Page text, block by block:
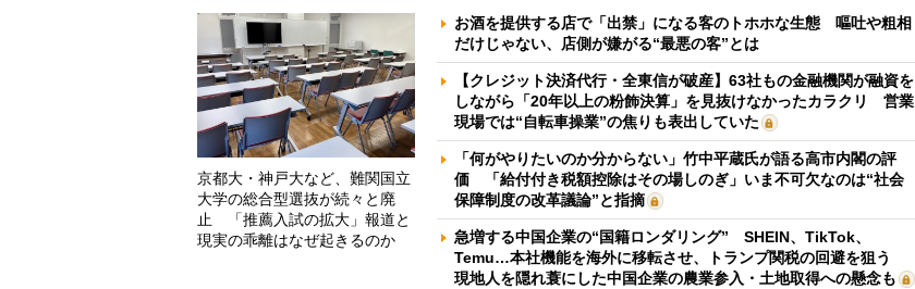
京都大・神戸大など、難関国立
大学の総合型選抜が続々と廃
止 「推薦入試の拡大」報道と
現実の乖離はなぜ起きるのか
お酒を提供する店で「出禁」になる客のトホホな生態 嘔吐や粗相
だけじゃない、店側が嫌がる“最悪の客”とは
【クレジット決済代行・全東信が破産】63社もの金融機関が融資を
しながら「20年以上の粉飾決算」を見抜けなかったカラクリ 営業
現場では“自転車操業”の焦りも表出していた
「何がやりたいのか分からない」竹中平蔵氏が語る高市内閣の評
価 「給付付き税額控除はその場しのぎ」いま不可欠なのは“社会
保障制度の改革議論”と指摘
急増する中国企業の“国籍ロンダリング” SHEIN、TikTok、
Temu…本社機能を海外に移転させ、トランプ関税の回避を狙う
現地人を隠れ蓑にした中国企業の農業参入・土地取得への懸念も